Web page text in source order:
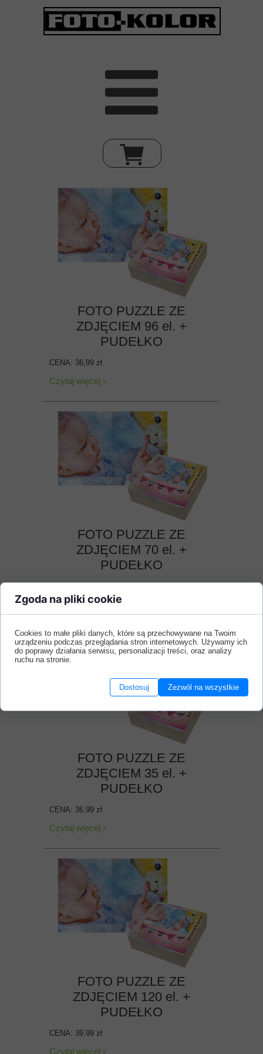
FOTO PUZZLE ZE
ZDJĘCIEM 96 el. +
PUDEŁKO
CENA: 36,99 zł
Czytaj więcej ›
FOTO PUZZLE ZE
ZDJĘCIEM 70 el. +
PUDEŁKO
Czytaj więcej ›
FOTO PUZZLE ZE
ZDJĘCIEM 35 el. +
PUDEŁKO
CENA: 36,99 zł
Czytaj więcej ›
FOTO PUZZLE ZE
ZDJĘCIEM 120 el. +
PUDEŁKO
CENA: 39,99 zł
Czytaj więcej ›
Zgoda na pliki cookie
Cookies to małe pliki danych, które są przechowywane na Twoim
urządzeniu podczas przeglądania stron internetowych. Używamy ich
do poprawy działania serwisu, personalizacji treści, oraz analizy
ruchu na stronie.
Dostosuj Zezwól na wszystkie